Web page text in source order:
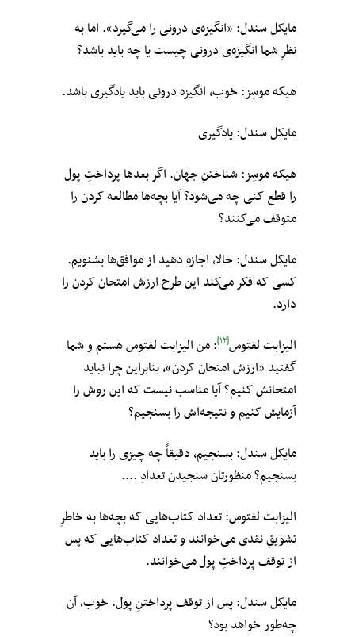
مایکل سندل: «انگیزه‌ی درونی را می‌گیرد». اما به
نظرِ شما انگیزه‌ی درونی چیست یا چه باید باشد؟
هیکه موسِز: خوب، انگیزه درونی باید یادگیری باشد.
مایکل سندل: یادگیری
هیکه موسِز: شناختنِ جهان. اگر بعدها پرداختِ پول
را قطع کنی چه می‌شود؟ آیا بچه‌ها مطالعه کردن را
متوقف می‌کنند؟
مایکل سندل: حالا، اجازه دهید از موافق‌ها بشنویم.
کسی که فکر می‌کند این طرح ارزش امتحان کردن را
دارد.
الیزابت لفتوس[۱۲]: من الیزابت لفتوس هستم و شما
گفتید «ارزش امتحان کردن»، بنابراین چرا نباید
امتحانش کنیم؟ آیا مناسب نیست که این روش را
آزمایش کنیم و نتیجه‌‌اش را بسنجیم؟
مایکل سندل: بسنجیم، دقیقاً چه چیزی را باید
بسنجیم؟ منظورتان سنجیدن تعدادِ ….
الیزابت لفتوس: تعداد کتاب‌هایی که بچه‌ها به خاطرِ
تشویقِ نقدی می‌خوانند و تعداد کتاب‌هایی که پس
از توقف پرداختِ پول می‌خوانند.
مایکل سندل: پس از توقف پرداختنِ پول. خوب، آن
چه‌طور خواهد بود؟